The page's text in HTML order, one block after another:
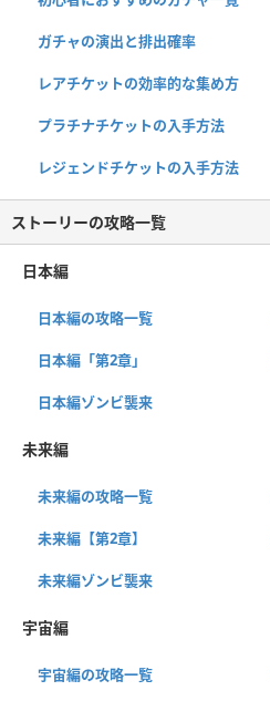
ガチャの演出と排出確率
レアチケットの効率的な集め方
プラチナチケットの入手方法
レジェンドチケットの入手方法
ストーリーの攻略一覧
日本編
日本編の攻略一覧
日本編「第2章」
日本編ゾンビ襲来
未来編
未来編の攻略一覧
未来編【第2章】
未来編ゾンビ襲来
宇宙編
宇宙編の攻略一覧